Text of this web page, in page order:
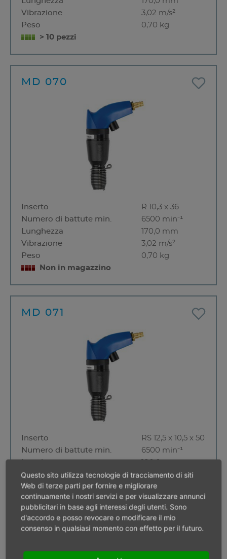
Vibrazione
3,02 m/s²
Peso
0,70 kg
> 10 pezzi
MD 070
Inserto
R 10,3 x 36
Numero di battute min.
6500 min⁻¹
Lunghezza
170,0 mm
Vibrazione
3,02 m/s²
Peso
0,70 kg
Non in magazzino
MD 071
Inserto
RS 12,5 x 10,5 x 50
Numero di battute min.
6500 min⁻¹
Vibrazione
4,60 m/s²
Peso
0,80 kg
> 10 pezzi
Questo sito utilizza tecnologie di tracciamento di siti
Web di terze parti per fornire e migliorare
continuamente i nostri servizi e per visualizzare annunci
pubblicitari in base agli interessi degli utenti. Sono
d'accordo e posso revocare o modificare il mio
consenso in qualsiasi momento con effetto per il futuro.